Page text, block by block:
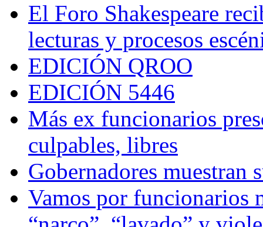
El Foro Shakespeare
lecturas y procesos
EDICIÓN QROO
EDICIÓN 5446
Más ex funcionarios
culpables, libres
Gobernadores muestran
Vamos por funcionarios